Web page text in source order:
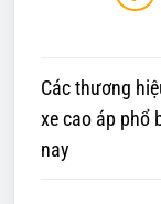
Các thương
xe cao áp phổ
nay